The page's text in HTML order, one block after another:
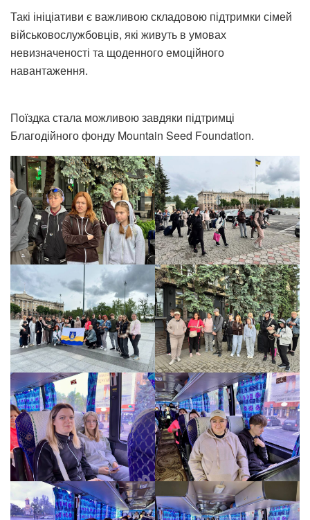
Такі ініціативи є важливою складовою підтримки сімей
військовослужбовців, які живуть в умовах
невизначеності та щоденного емоційного
навантаження.
Поїздка стала можливою завдяки підтримці
Благодійного фонду Mountain Seed Foundation.